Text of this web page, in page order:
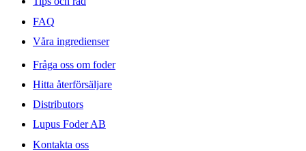
FAQ
Våra ingredienser
Fråga oss om foder
Hitta återförsäljare
Distributors
Lupus Foder AB
Kontakta oss